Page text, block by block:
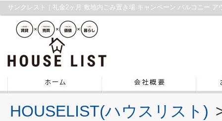
HOUSELIST(ハウスリスト)